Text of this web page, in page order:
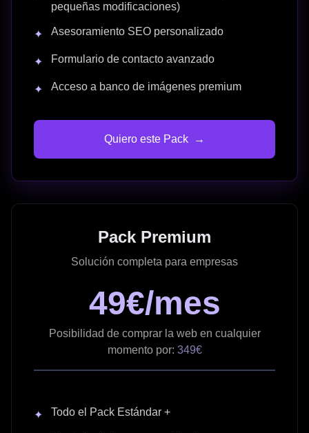
pequeñas modificaciones)
✦ Asesoramiento SEO personalizado
✦ Formulario de contacto avanzado
✦ Acceso a banco de imágenes premium
Quiero este Pack →
Pack Premium
Solución completa para empresas
49€/mes
Posibilidad de comprar la web en cualquier
momento por: 349€
✦ Todo el Pack Estándar +